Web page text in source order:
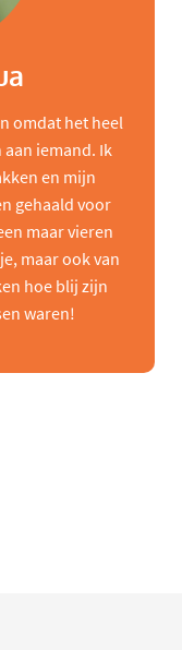
omdat het heel
iemand. Ik
en mijn
gehaald voor
maar vieren
maar ook van
hoe blij zijn
waren!